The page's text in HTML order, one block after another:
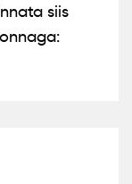
siis